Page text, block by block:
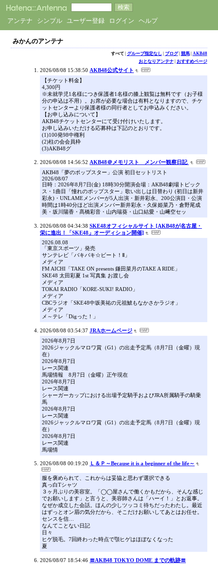
アンテナ シンプル ユーザー登録 ログイン ヘルプ
みかんのアンテナ
すべて| グループ指定なし ブログ| 競馬| AKB48
おとなりアンテナ| おすすめページ
2026/08/08 15:38:50 AKB48公式サイト
【チケット料金】
4,300円
※未就学児1名様につき保護者1名様の膝上観覧は無料です（お子様
分の申込は不用）。お席が必要な場合は有料となりますので、チケ
ットセンターより保護者様の同行者としてお申込みください。
【お申し込みについて】
AKB48チケットセンターにて受け付けいたします。
お申し込みいただける応募枠は下記のとおりです。
(1)100発98中権利
(2)柱の会会員枠
(3)AKB48グ
2026/08/08 14:56:52 AKB48＠メモリスト メンバー観察日記
AKB48「夢のポップスター」公演 初日セットリスト
2026/08/07
日時：2026年8月7日(金) 18時30分開演会場：AKB48劇場トピック
ス・1曲目「憧れのポップスター」歌い出しは日替わり (初日は新井
彩永)・UNLAMEメンバーが5人出演・新井彩永、200公演目・公演
時間は1時40分ほど出演メンバー新井彩永・久保姫菜乃・倉野尾成
美・坂川陽香・髙橋彩音・山内瑞葵・山口結愛・山﨑空セッ
2026/08/08 04:34:38 SKE48オフィシャルサイト [AKB48が名古屋・
栄に進出！「SKE48」オーディション開催]
2026.08.08
「東京スポーツ」発売
サンテレビ「バキバキ☆ビート！Ⅱ」
メディア
FM AICHI「TAKE ON presents 鎌田菜月のTAKE A RIDE」
SKE48 太田彩夏 1st 写真集 お渡し会
メディア
TOKAI RADIO「KORE-SUKI! RADIO」
メディア
CBCラジオ「SKE48中坂美祐の元祖鯱もなかさかラジオ」
メディア
メ～テレ「Digった！」
2026/08/08 03:54:37 JRAホームページ
2026年8月7日
2026ジャックルマロワ賞（G1）の出走予定馬（8月7日（金曜）現
在）
2026年8月7日
レース関連
馬場情報 8月7日（金曜）正午現在
2026年8月7日
レース関連
シャーガーカップにおける出場予定騎手およびJRA所属騎手の騎乗
馬
2026年8月7日
レース関連
2026ジャックルマロワ賞（G1）の出走予定馬（8月7日（金曜）現
在）
2026年8月7日
レース関連
馬場情
2026/08/08 00:19:20 Ｌ＆Ｐ～Because it is a beginner of the life～
服を褒められて、これからは妥協と思わず選択できる
真っ白Tシャツ
３ヶ月ぶりの美容室。「◯◯屋さんで働くかもだから、そんな感じ
でお願いします」と言うと、美容師さんは「ハーイ！」とお返事。
なぜか成立した会話。ほんの少しツッコミ待ちだったわたし。最近
はずっとオン眉の気分だから、そこだけお願いしてあとはお任せ。
センスを信…
なんてことない日記
日々
ヒゲ脱毛。7回終わった時点で顎ヒゲはほぼなくなった
夏
2026/08/07 18:54:46 〓AKB48 TOKYO DOME までの軌跡〓